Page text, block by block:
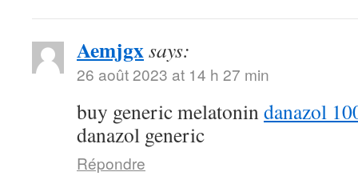
Aemjgxsays:
26 août 2023 at 14 h 27 min
buy generic melatonindanazol
danazol generic
Répondre